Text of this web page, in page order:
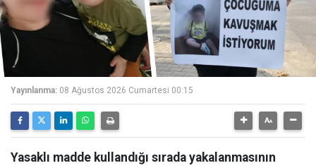
Yayınlanma: 08 Ağustos 2026 Cumartesi 00:15
Yasaklı madde kullandığı sırada yakalanmasının